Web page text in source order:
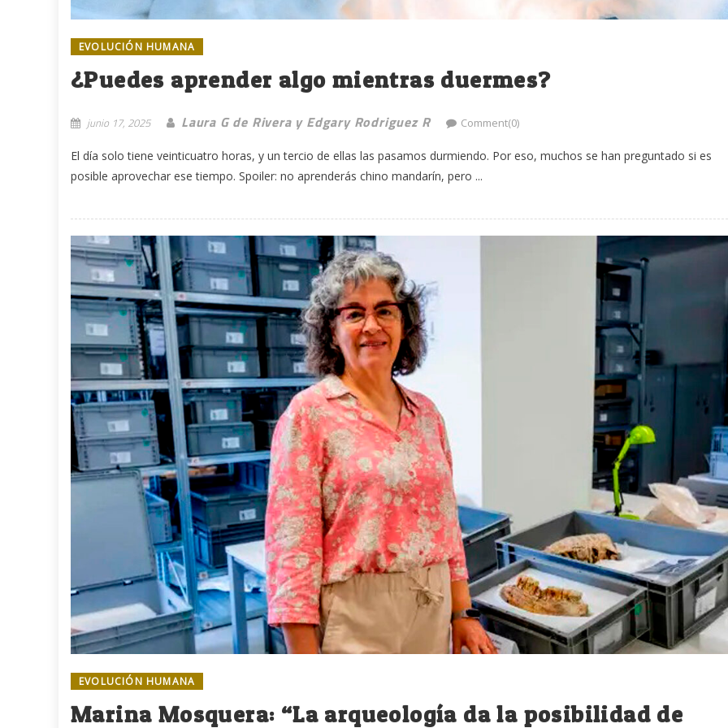
EVOLUCIÓN HUMANA
¿Puedes aprender algo mientras duermes?
junio 17, 2025 Laura G de Rivera y Edgary Rodriguez R Comment(0)
El día solo tiene veinticuatro horas, y un tercio de ellas las pasamos durmiendo. Por eso, muchos se han preguntado si es
posible aprovechar ese tiempo. Spoiler: no aprenderás chino mandarín, pero ...
EVOLUCIÓN HUMANA
Marina Mosquera: “La arqueología da la posibilidad de